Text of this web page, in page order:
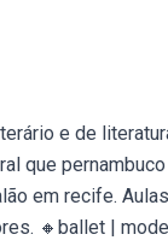
e de
que pernambuco
em recife. Aulas
🔸ballet |